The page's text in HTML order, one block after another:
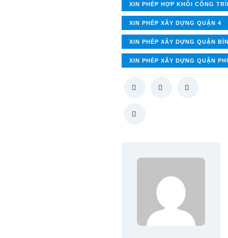
XIN PHÉP HỢP KHỐI CÔNG
XIN PHÉP XÂY DỰNG QUẬN 4
XIN PHÉP XÂY DỰNG QUẬN
XIN PHÉP XÂY DỰNG QUẬN